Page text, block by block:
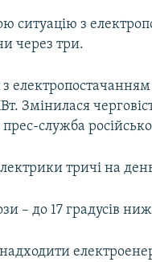
ситуацію з
через три.
електропостачанням
Змінилася
прес-служба
тричі на
– до 17 градусів